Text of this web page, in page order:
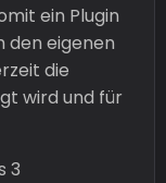
ein Plugin
den eigenen
die
wird und für
3